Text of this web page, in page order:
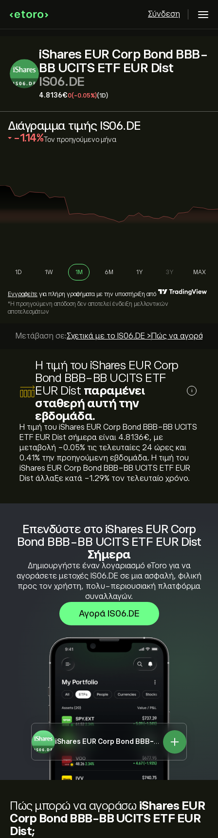
Σύνδεση
iShares EUR Corp Bond BBB-
BB UCITS ETF EUR Dist
IS06.DE
4.8136‎€‎0(-0.05%)(1D)
Επενδύστε στο iShares EUR Corp
Bond BBB-BB UCITS ETF EUR Dist
Σήμερα
Δημιουργήστε έναν λογαριασμό eToro για να
αγοράσετε μετοχές IS06.DE σε μια ασφαλή, φιλική
προς τον χρήστη, πολυ-περιουσιακή πλατφόρμα
συναλλαγών.
Αγορά IS06.DE
iShares EUR Corp Bond BBB-BB UCITS ETF EUR Dist
Διάγραμμα τιμής IS06.DE
‎-1.14‎ Τον προηγούμενο μήνα
1D 1W 1M 6M 1Y 3Y MAX
Εγγραφείτε για πλήρη γραφήματα με την υποστήριξη από
*Η προηγούμενη απόδοση δεν αποτελεί ένδειξη μελλοντικών
αποτελεσμάτων
Μετάβαση σε:Σχετικά με το IS06.DE > Πώς να
Η τιμή του iShares EUR Corp
Bond BBB-BB UCITS ETF
EUR Dist παραμένει
σταθερή αυτή την
εβδομάδα.
i
Η τιμή του iShares EUR Corp Bond BBB-BB UCITS
ETF EUR Dist σήμερα είναι 4.8136‎€‎, με
μεταβολή ‎-0.05‎% τις τελευταίες 24 ώρες και
‎0.41‎% την προηγούμενη εβδομάδα. Η τιμή του
iShares EUR Corp Bond BBB-BB UCITS ETF EUR
Dist άλλαξε κατά ‎-1.29‎% τον τελευταίο χρόνο.
Πώς μπορώ να αγοράσω iShares EUR
Corp Bond BBB-BB UCITS ETF EUR
Dist;